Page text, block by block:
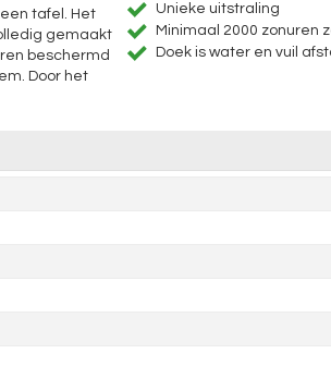
tafel. Het
gemaakt
beschermd
Door het
Unieke uitstraling
Minimaal 2000 zonuren
Doek is water en vuil